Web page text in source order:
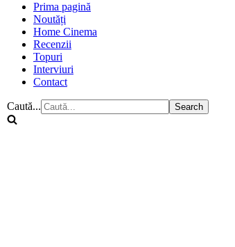
Prima pagină
Noutăți
Home Cinema
Recenzii
Topuri
Interviuri
Contact
Caută...